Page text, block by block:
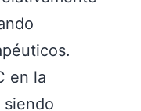
en la
siendo